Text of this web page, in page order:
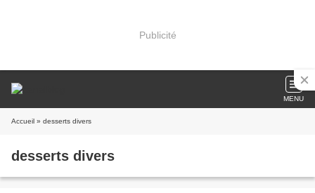
Publicité
MENU
Accueil » desserts divers
desserts divers